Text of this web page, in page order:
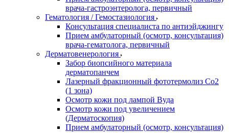
врача-гастроэнтеролога, первичный
Гематология / Гемостазиология
Консультация специалиста по антиэйджингу
Прием амбулаторный (осмотр, консультация)
врача-гематолога, первичный
Дерматовенерология
Забор биопсийного материала
дерматопанчем
Лазерный фракционный фототермолиз Со2
(1 зона)
Осмотр кожи под лампой Вуда
Осмотр кожи под увеличением
(Дерматоскопия)
Прием амбулаторный (осмотр, консультация)